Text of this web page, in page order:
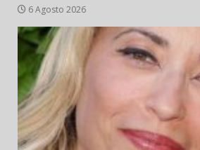
6 Agosto 2026